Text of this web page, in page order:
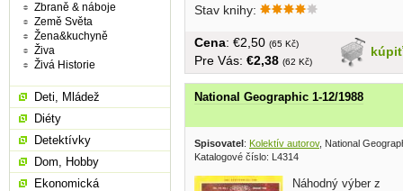
Stav knihy:
kúpiť
Cena: €2,50 (65 Kč)
Pre Vás: €2,38 (62 Kč)
National Geographic 1-12/1988
Spisovatel: Kolektív autorov, National
Katalogové číslo: L4314
Náhodný výber z
Zbraně & náboje
Země Světa
Žena&kuchyně
Živa
Živá Historie
Deti, Mládež
Diéty
Detektívky
Dom, Hobby
Ekonomická